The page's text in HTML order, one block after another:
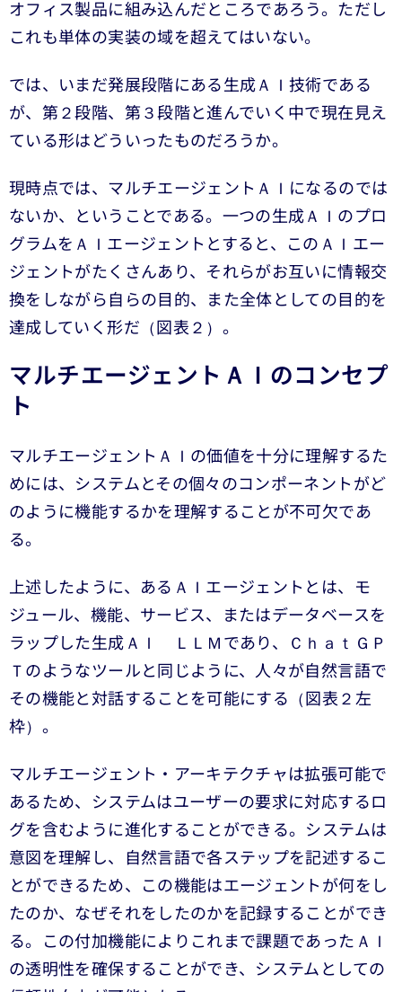
オフィス製品に組み込んだところであろう。ただし
これも単体の実装の域を超えてはいない。
では、いまだ発展段階にある生成ＡＩ技術である
が、第２段階、第３段階と進んでいく中で現在見え
ている形はどういったものだろうか。
現時点では、マルチエージェントＡＩになるのでは
ないか、ということである。一つの生成ＡＩのプロ
グラムをＡＩエージェントとすると、このＡＩエー
ジェントがたくさんあり、それらがお互いに情報交
換をしながら自らの目的、また全体としての目的を
達成していく形だ（図表２）。
マルチエージェントＡＩのコンセプ
ト
マルチエージェントＡＩの価値を十分に理解するた
めには、システムとその個々のコンポーネントがど
のように機能するかを理解することが不可欠であ
る。
上述したように、あるＡＩエージェントとは、モ
ジュール、機能、サービス、またはデータベースを
ラップした生成ＡＩ ＬＬＭであり、ＣｈａｔＧＰ
Ｔのようなツールと同じように、人々が自然言語で
その機能と対話することを可能にする（図表２左
枠）。
マルチエージェント・アーキテクチャは拡張可能で
あるため、システムはユーザーの要求に対応するロ
グを含むように進化することができる。システムは
意図を理解し、自然言語で各ステップを記述するこ
とができるため、この機能はエージェントが何をし
たのか、なぜそれをしたのかを記録することができ
る。この付加機能によりこれまで課題であったＡＩ
の透明性を確保することができ、システムとしての